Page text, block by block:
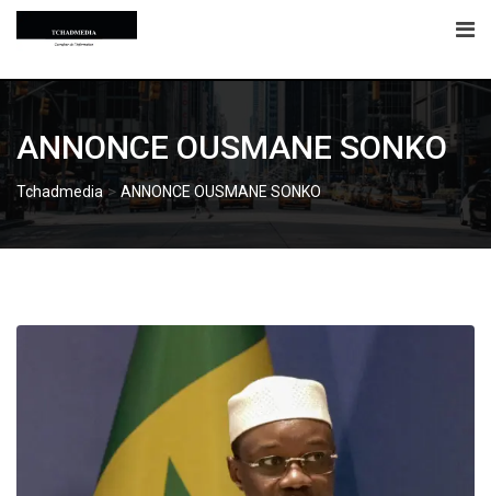
Skip
ANNONCE OUSMANE SONKO
Tchadmedia> ANNONCE OUSMANE SONKO